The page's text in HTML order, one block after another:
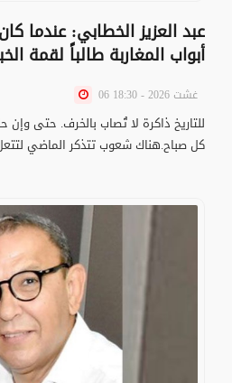
عبد العزيز الخطابي: عندما
أبواب المغاربة طالباً لقمة
06 غشت 2026 - 18:30
للتاريخ ذاكرة لا تُصاب بالخرف. حتى
كل صباح.هناك شعوب تتذكر الماضي